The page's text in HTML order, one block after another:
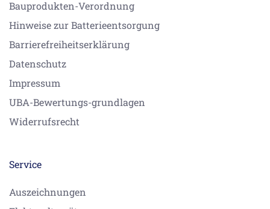
Bauprodukten-Verordnung
Hinweise zur Batterieentsorgung
Barrierefreiheitserklärung
Datenschutz
Impressum
UBA-Bewertungs-grundlagen
Widerrufsrecht
Service
Auszeichnungen